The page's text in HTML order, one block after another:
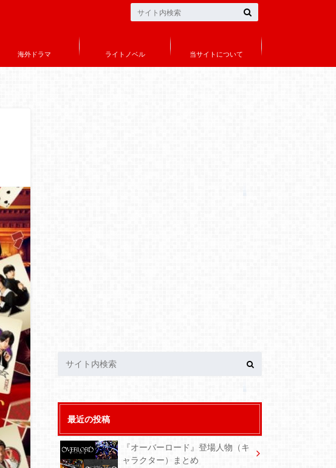
海外ドラマ ライトノベル 当サイトについて
最近の投稿
『オーバーロード』登場人物（キ
ャラクター）まとめ